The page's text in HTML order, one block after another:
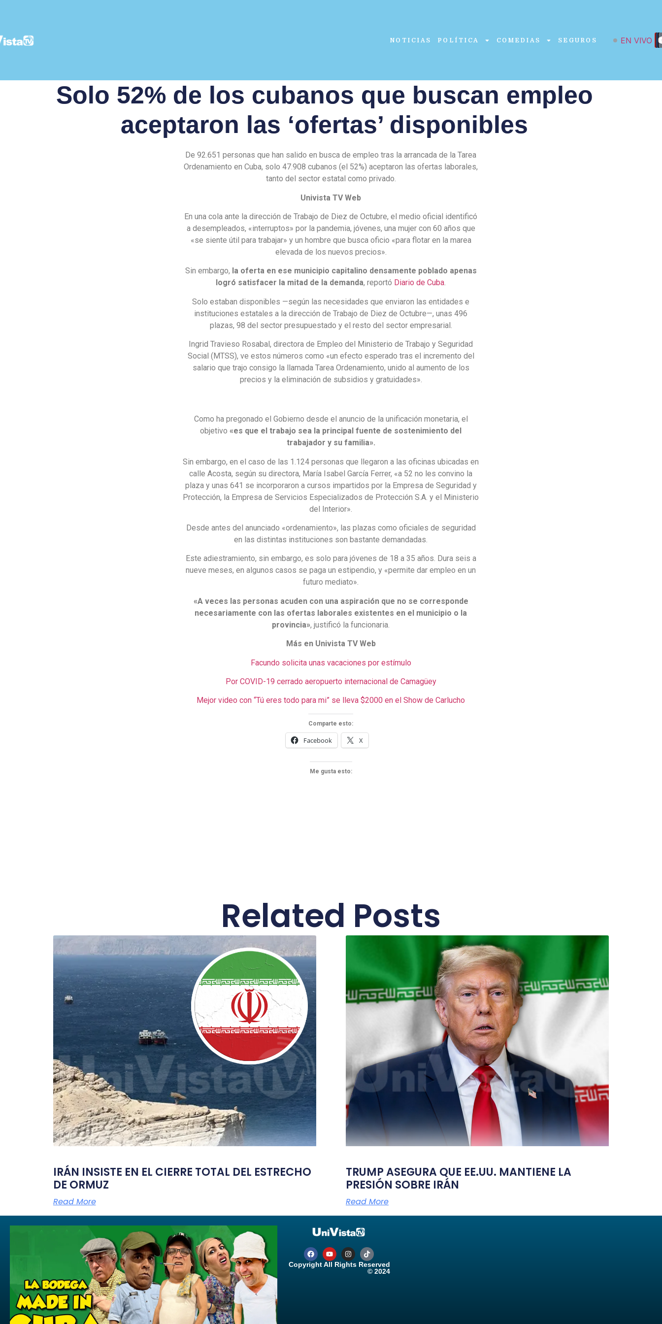
NOTICIAS POLÍTICA COMEDIAS SEGUROS EN VIVO
Solo 52% de los cubanos que buscan empleo
aceptaron las ‘ofertas’ disponibles
De 92.651 personas que han salido en busca de empleo tras la arrancada de la Tarea
Ordenamiento en Cuba, solo 47.908 cubanos (el 52%) aceptaron las ofertas laborales,
tanto del sector estatal como privado.
Univista TV Web
En una cola ante la dirección de Trabajo de Diez de Octubre, el medio oficial identificó
a desempleados, «interruptos» por la pandemia, jóvenes, una mujer con 60 años que
«se siente útil para trabajar» y un hombre que busca oficio «para flotar en la marea
elevada de los nuevos precios».
Sin embargo, la oferta en ese municipio capitalino densamente poblado apenas
logró satisfacer la mitad de la demanda, reportó Diario de Cuba.
Solo estaban disponibles —según las necesidades que enviaron las entidades e
instituciones estatales a la dirección de Trabajo de Diez de Octubre—, unas 496
plazas, 98 del sector presupuestado y el resto del sector empresarial.
Ingrid Travieso Rosabal, directora de Empleo del Ministerio de Trabajo y Seguridad
Social (MTSS), ve estos números como «un efecto esperado tras el incremento del
salario que trajo consigo la llamada Tarea Ordenamiento, unido al aumento de los
precios y la eliminación de subsidios y gratuidades».
Como ha pregonado el Gobierno desde el anuncio de la unificación monetaria, el
objetivo«es que el trabajo sea la principal fuente de sostenimiento del
trabajador y su familia».
Sin embargo, en el caso de las 1.124 personas que llegaron a las oficinas ubicadas en
calle Acosta, según su directora, María Isabel García Ferrer, «a 52 no les convino la
plaza y unas 641 se incorporaron a cursos impartidos por la Empresa de Seguridad y
Protección, la Empresa de Servicios Especializados de Protección S.A. y el Ministerio
del Interior».
Desde antes del anunciado «ordenamiento», las plazas como oficiales de seguridad
en las distintas instituciones son bastante demandadas.
Este adiestramiento, sin embargo, es solo para jóvenes de 18 a 35 años. Dura seis a
nueve meses, en algunos casos se paga un estipendio, y «permite dar empleo en un
futuro mediato».
«A veces las personas acuden con una aspiración que no se corresponde
necesariamente con las ofertas laborales existentes en el municipio o la
provincia», justificó la funcionaria.
Más en Univista TV Web
Facundo solicita unas vacaciones por estímulo
Por COVID-19 cerrado aeropuerto internacional de Camagüey
Mejor video con “Tú eres todo para mi” se lleva $2000 en el Show de Carlucho
Comparte esto:
Facebook X
Me gusta esto:
Related Posts
IRÁN INSISTE EN EL CIERRE TOTAL DEL ESTRECHO
DE ORMUZ
Read More
TRUMP ASEGURA QUE EE.UU. MANTIENE LA
PRESIÓN SOBRE IRÁN
Read More
Copyright All Rights Reserved
© 2024